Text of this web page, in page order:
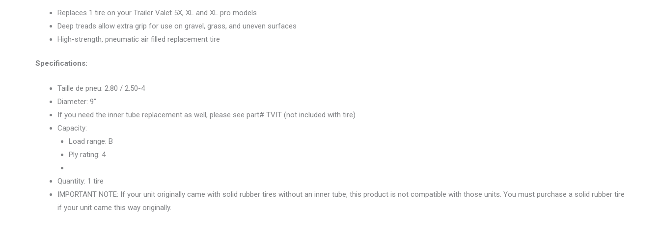
Replaces 1 tire on your Trailer Valet 5X, XL and XL pro models
Deep treads allow extra grip for use on gravel, grass, and uneven surfaces
High-strength, pneumatic air filled replacement tire
Specifications:
Taille de pneu: 2.80 / 2.50-4
Diameter: 9″
If you need the inner tube replacement as well, please see part# TVIT (not included with tire)
Capacity:
Load range: B
Ply rating: 4
Quantity: 1 tire
IMPORTANT NOTE: If your unit originally came with solid rubber tires without an inner tube, this product is not compatible with those units. You must purchase a solid rubber tire
if your unit came this way originally.